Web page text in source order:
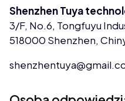
Shenzhen Tuya
3/F, No.6, Tongfuyu
518000 Shenzhen,